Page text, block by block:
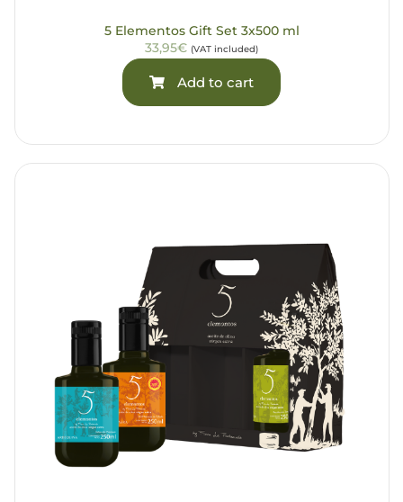
5 Elementos Gift Set 3x500 ml
33,95€ (VAT included)
Add to cart